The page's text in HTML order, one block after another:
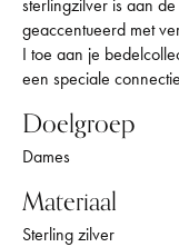
sterlingzilver is aan
geaccentueerd met
I toe aan je
een speciale
Doelgroep
Dames
Materiaal
Sterling zilver